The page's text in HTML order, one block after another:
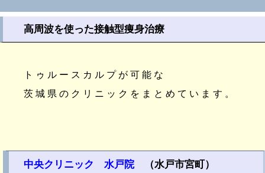
高周波を使った接触型痩身治療
トゥルースカルプが可能な
茨城県のクリニックをまとめています。
中央クリニック 水戸院（水戸市宮町）